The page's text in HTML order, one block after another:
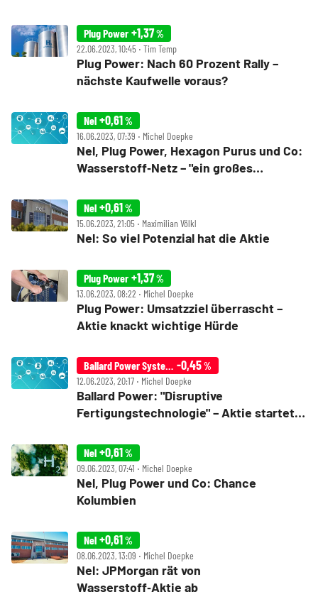
Plug Power +1,37%
22.06.2023, 10:45 ‧ Tim Temp
Plug Power: Nach 60 Prozent Rally –
nächste Kaufwelle voraus?
Nel +0,61%
16.06.2023, 07:39 ‧ Michel Doepke
Nel, Plug Power, Hexagon Purus und Co:
Wasserstoff‑Netz – "ein großes
Nel +0,61%
15.06.2023, 21:05 ‧ Maximilian Völkl
Nel: So viel Potenzial hat die Aktie
Plug Power +1,37%
13.06.2023, 08:22 ‧ Michel Doepke
Plug Power: Umsatzziel überrascht –
Aktie knackt wichtige Hürde
Ballard Power Systems -0,45%
12.06.2023, 20:17 ‧ Michel Doepke
Ballard Power: "Disruptive
Fertigungstechnologie" – Aktie startet
Nel +0,61%
09.06.2023, 07:41 ‧ Michel Doepke
Nel, Plug Power und Co: Chance
Kolumbien
Nel +0,61%
08.06.2023, 13:09 ‧ Michel Doepke
Nel: JPMorgan rät von
Wasserstoff‑Aktie ab